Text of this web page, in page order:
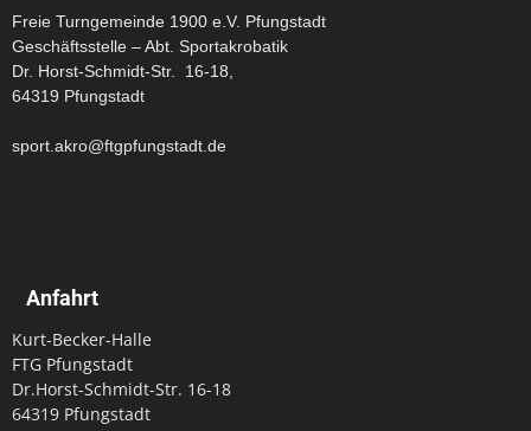
Freie Turngemeinde 1900 e.V. Pfungstadt
Geschäftsstelle – Abt. Sportakrobatik
Dr. Horst-Schmidt-Str. 16-18,
64319 Pfungstadt
sport.akro@ftgpfungstadt.de
Anfahrt
Kurt-Becker-Halle
FTG Pfungstadt
Dr.Horst-Schmidt-Str. 16-18
64319 Pfungstadt